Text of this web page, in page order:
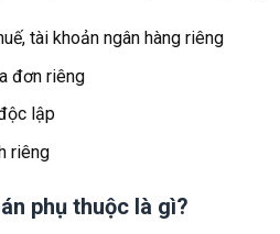
tài khoản ngân hàng riêng
đơn riêng
lập
riêng
phụ thuộc là gì?